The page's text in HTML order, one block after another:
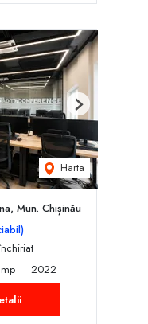
Harta
Next
Mun. Chișinău
2022